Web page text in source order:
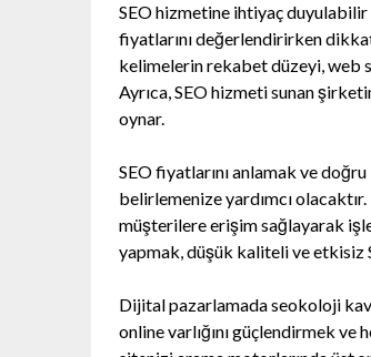
SEO hizmetine ihtiyaç
fiyatlarını değerlendirirken
kelimelerin rekabet düzeyi, web
Ayrıca, SEO hizmeti sunan
oynar.
SEO fiyatlarını anlamak ve
belirlemenize yardımcı
müşterilere erişim sağlayarak
yapmak, düşük kaliteli ve etkisiz
Dijital pazarlamada seokoloji
online varlığını güçlendirmek